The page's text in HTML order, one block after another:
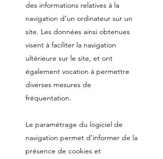
des informations relatives à la
navigation d’un ordinateur sur un
site. Les données ainsi obtenues
visent à faciliter la navigation
ultérieure sur le site, et ont
également vocation à permettre
diverses mesures de
fréquentation.
Le paramétrage du logiciel de
navigation permet d’informer de la
présence de cookies et